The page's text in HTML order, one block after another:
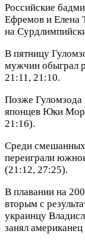
Российские
Ефремов и Елена
на
В пятницу
мужчин обыграл
21:11, 21:10.
Позже Гуломзода
японцев Юки
21:16).
Среди
переиграли
(21:12, 27:25).
В плавании на
вторым с
украинцу
занял